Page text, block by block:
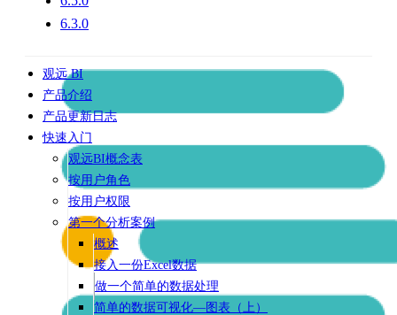
6.3.0
观远 BI
产品介绍
产品更新日志
快速入门
观远BI概念表
按用户角色
按用户权限
第一个分析案例
概述
接入一份Excel数据
做一个简单的数据处理
简单的数据可视化—图表（上）